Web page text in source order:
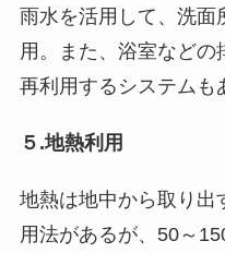
雨水を活用して、洗面
用。また、浴室などの
再利用するシステムも
５.地熱利用
地熱は地中から取り出
用法があるが、50～